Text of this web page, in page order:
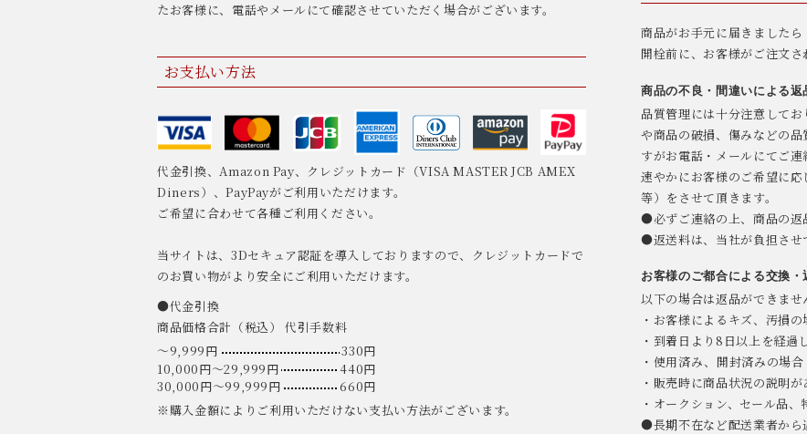
たお客様に、電話やメールにて確認させていただく場合がございます。
お支払い方法
代金引換、Amazon Pay、クレジットカード（VISA MASTER JCB AMEX
Diners）、PayPayがご利用いただけます。
ご希望に合わせて各種ご利用ください。
当サイトは、3Dセキュア認証を導入しておりますので、クレジットカードで
のお買い物がより安全にご利用いただけます。
●代金引換
商品価格合計（税込） 代引手数料
〜9,999円
330円
10,000円〜29,999円
440円
30,000円〜99,999円
660円
※購入金額によりご利用いただけない支払い方法がございます。
商品がお手元に届きましたら
開栓前に、お客様がご注文さ
商品の不良・間違いによる返
品質管理には十分注意して
や商品の破損、傷みなどの
すがお電話・メールにてご連
速やかにお客様のご希望に
等）をさせて頂きます。
●必ずご連絡の上、商品の返
●返送料は、当社が負担させ
お客様のご都合による交換・
以下の場合は返品ができませ
・お客様によるキズ、汚損の
・到着日より8日以上を経過
・使用済み、開封済みの場合
・販売時に商品状況の説明
・オークション、セール品
●長期不在など配送業者から